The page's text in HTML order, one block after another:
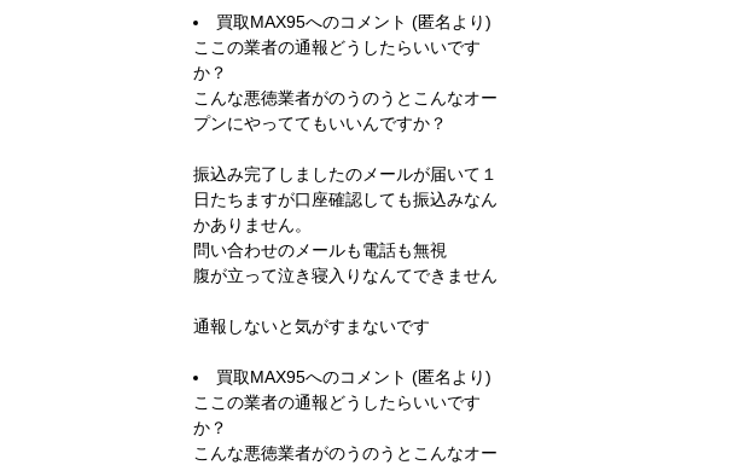
買取MAX95へのコメント (匿名より)
ここの業者の通報どうしたらいいです
か？
こんな悪徳業者がのうのうとこんなオー
プンにやっててもいいんですか？
振込み完了しましたのメールが届いて１
日たちますが口座確認しても振込みなん
かありません。
問い合わせのメールも電話も無視
腹が立って泣き寝入りなんてできません
通報しないと気がすまないです
買取MAX95へのコメント (匿名より)
ここの業者の通報どうしたらいいです
か？
こんな悪徳業者がのうのうとこんなオー